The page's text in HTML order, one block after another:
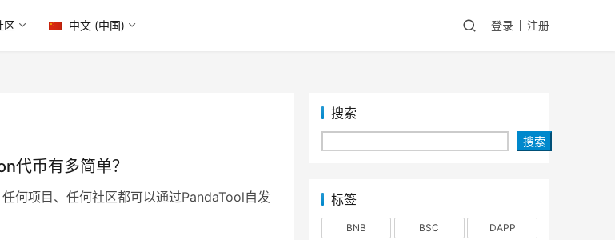
区 中文 (中国) 登录 注册
代币有多简单？
何项目、任何社区都可以通过PandaTool自发
搜索
搜索
标签
BNB BSC
DAPP